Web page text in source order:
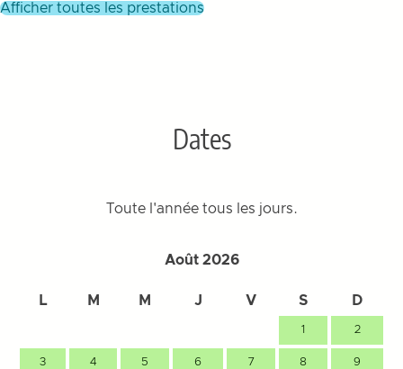
afficher toutes les prestations
Dates
Toute l'année tous les jours.
Août 2026
L M M J V S D
1 2
3 4 5 6 7 8 9